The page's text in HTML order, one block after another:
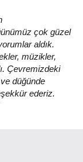
çok güzel
aldık.
müzikler,
Çevremizdeki
düğünde
ederiz.